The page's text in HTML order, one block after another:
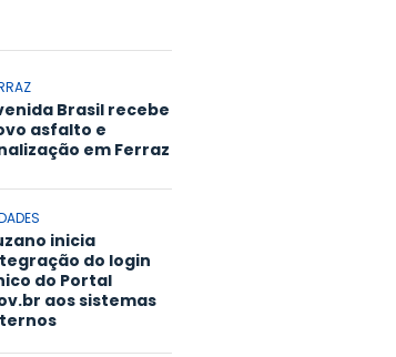
Brasil recebe
asfalto e
em Ferraz
inicia
do login
do Portal
aos sistemas